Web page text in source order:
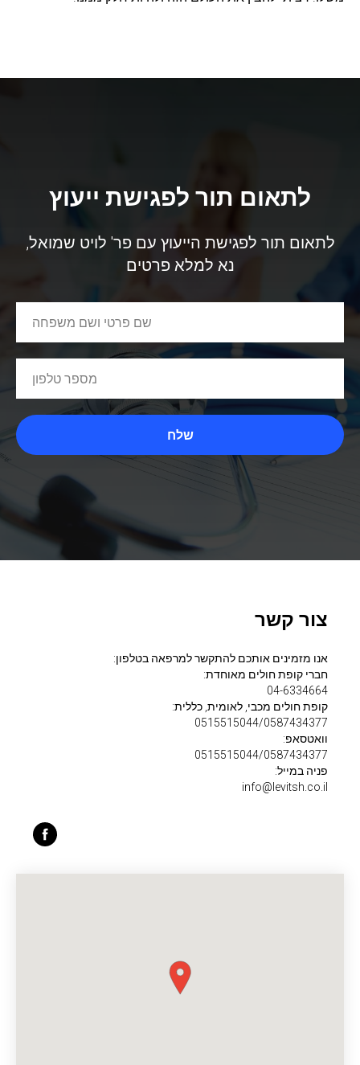
לתאום תור לפגישת ייעוץ
לתאום תור לפגישת הייעוץ עם פר' לויט שמואל,
נא למלא פרטים
שלח
צור קשר
אנו מזמינים אותכם להתקשר למרפאה בטלפון:
חברי קופת חולים מאוחדת:
04-6334664
קופת חולים מכבי, לאומית, כללית:
0515515044/0587434377
וואטסאפ:
0515515044/0587434377
פניה במייל:
info@levitsh.co.il